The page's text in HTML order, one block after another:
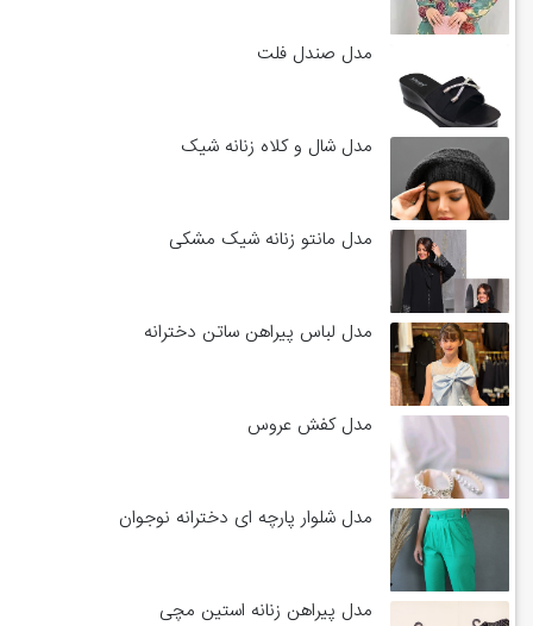
مدل صندل فلت
مدل شال و کلاه زنانه شیک
مدل مانتو زنانه شیک مشکی
مدل لباس پیراهن ساتن دخترانه
مدل کفش عروس
مدل شلوار پارچه ای دخترانه نوجوان
مدل پیراهن زنانه استین مچی